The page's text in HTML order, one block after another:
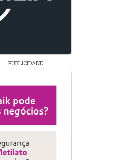
PUBLICIDADE